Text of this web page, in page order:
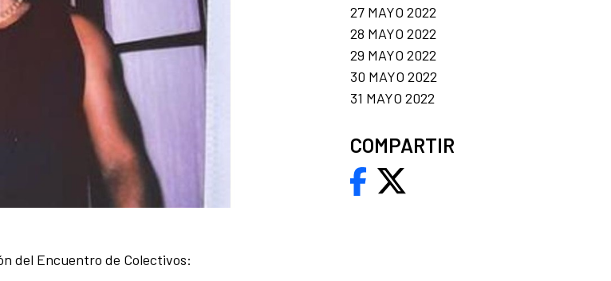
del Encuentro de Colectivos:
27 MAYO 2022
28 MAYO 2022
29 MAYO 2022
30 MAYO 2022
31 MAYO 2022
COMPARTIR